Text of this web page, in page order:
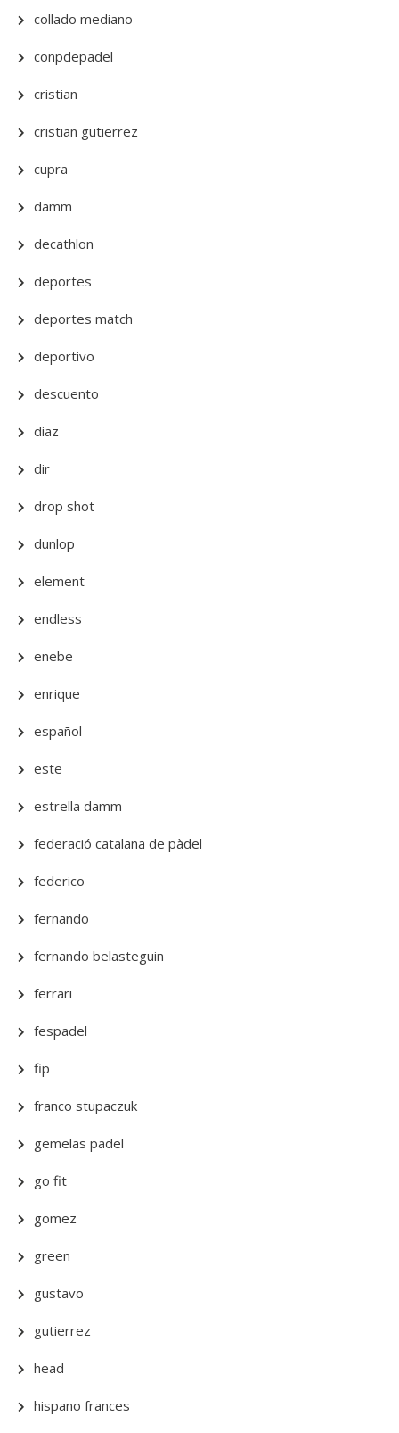
collado mediano
conpdepadel
cristian
cristian gutierrez
cupra
damm
decathlon
deportes
deportes match
deportivo
descuento
diaz
dir
drop shot
dunlop
element
endless
enebe
enrique
español
este
estrella damm
federació catalana de pàdel
federico
fernando
fernando belasteguin
ferrari
fespadel
fip
franco stupaczuk
gemelas padel
go fit
gomez
green
gustavo
gutierrez
head
hispano frances